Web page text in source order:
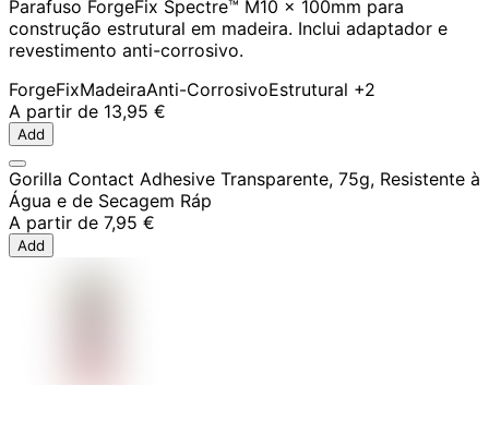
Parafuso ForgeFix Spectre™ M10 x 100mm para
construção estrutural em madeira. Inclui adaptador e
revestimento anti-corrosivo.
ForgeFixMadeiraAnti-CorrosivoEstrutural +2
A partir de 13,95 €
Add
Gorilla Contact Adhesive Transparente, 75g, Resistente à
Água e de Secagem Ráp
A partir de 7,95 €
Add